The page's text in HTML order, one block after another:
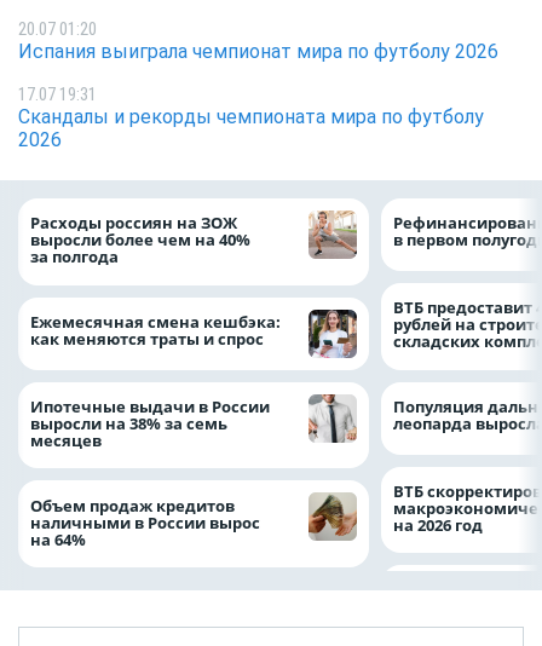
20.07 01:20
Испания выиграла чемпионат мира по футболу 2026
17.07 19:31
Скандалы и рекорды чемпионата мира по футболу
2026
Расходы россиян на ЗОЖ
выросли более чем на 40%
за полгода
Ежемесячная смена кешбэка:
как меняются траты и спрос
Ипотечные выдачи в России
выросли на 38% за семь
месяцев
Объем продаж кредитов
наличными в России вырос
на 64%
в первом
ВТБ предоставит
рублей на
складских
Популяция
леопарда
ВТБ
на 2026 год